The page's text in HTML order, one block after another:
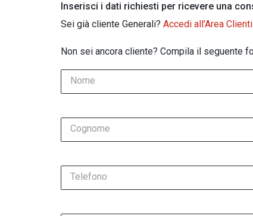
Inserisci i dati richiesti per ricevere una
Sei già cliente Generali? Accedi all’Area Clienti
Non sei ancora cliente? Compila il seguente
Nome
Cognome
Telefono